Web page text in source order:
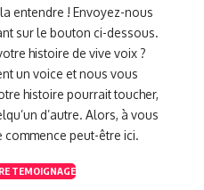
entendre ! Envoyez-nous
sur le bouton ci-dessous.
histoire de vive voix ?
un voice et nous vous
histoire pourrait toucher,
d’autre. Alors, à vous
peut-être ici.
TEMOIGNAGE